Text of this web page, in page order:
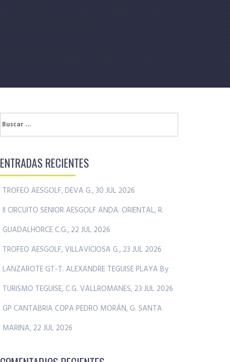
Buscar:
ENTRADAS RECIENTES
TROFEO AESGOLF, DEVA G., 30 JUL 2026
II CIRCUITO SENIOR AESGOLF ANDA. ORIENTAL, R.
GUADALHORCE C.G., 22 JUL 2026
TROFEO AESGOLF, VILLAVICIOSA G., 23 JUL 2026
LANZAROTE GT-T. ALEXANDRE TEGUISE PLAYA By
TURISMO TEGUISE, C.G. VALLROMANES, 23 JUL 2026
GP CANTABRIA COPA PEDRO MORÁN, G. SANTA
MARINA, 22 JUL 2026